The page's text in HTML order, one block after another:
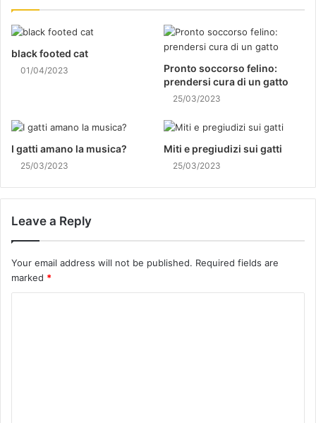
black footed cat
01/04/2023
Pronto soccorso felino:
prendersi cura di un gatto
25/03/2023
I gatti amano la musica?
25/03/2023
Miti e pregiudizi sui gatti
25/03/2023
Leave a Reply
Your email address will not be published. Required fields are
marked *